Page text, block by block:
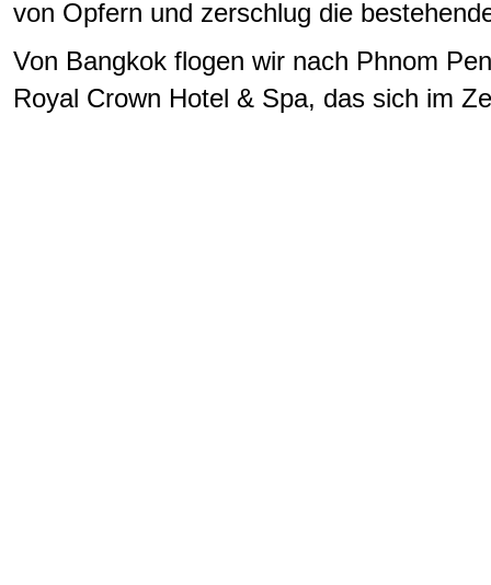
von Opfern und zerschlug die
Von Bangkok flogen wir nach Phnom
Royal Crown Hotel & Spa, das sich im